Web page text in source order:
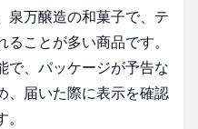
泉万醸造の和菓子で、テ
ことが多い商品です。
で、パッケージが予告な
、届いた際に表示を確認